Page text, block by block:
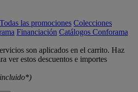
Todas las promociones Colecciones
Financiación Catálogos Conforama
son aplicados en el carrito. Haz
ver estos descuentos e importes